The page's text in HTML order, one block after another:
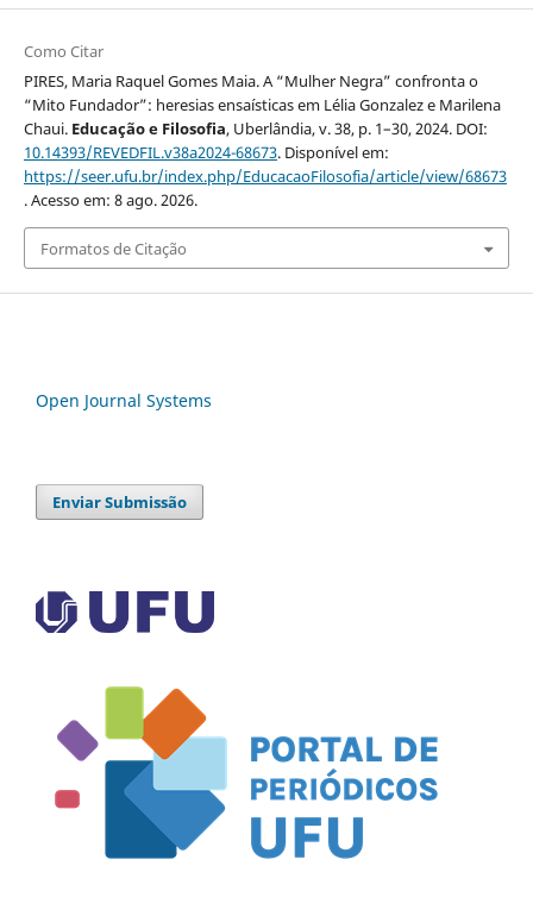
Como Citar
PIRES, Maria Raquel Gomes Maia. A “Mulher Negra” confronta o
“Mito Fundador”: heresias ensaísticas em Lélia Gonzalez e Marilena
Chaui. Educação e Filosofia, Uberlândia, v. 38, p. 1–30, 2024. DOI:
10.14393/REVEDFIL.v38a2024-68673. Disponível em:
https://seer.ufu.br/index.php/EducacaoFilosofia/article/view/68673
. Acesso em: 8 ago. 2026.
Formatos de Citação
Open Journal Systems
Enviar Submissão